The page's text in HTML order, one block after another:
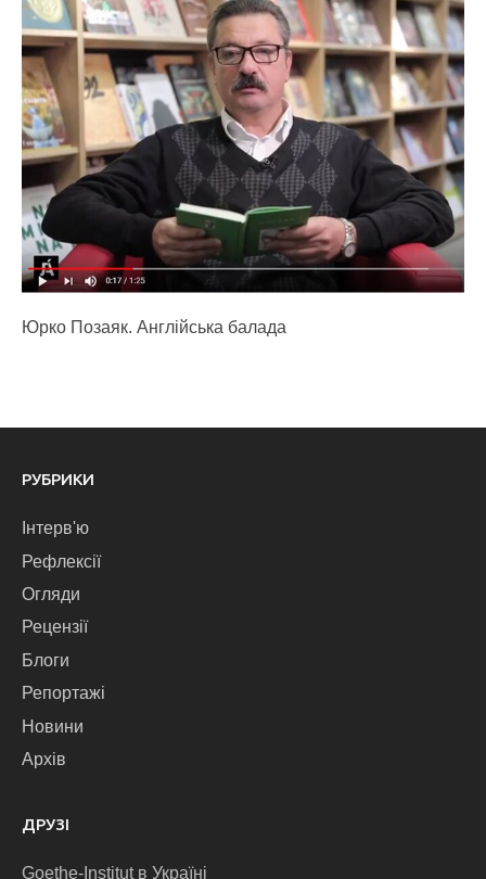
Юрко Позаяк. Англійська балада
РУБРИКИ
Інтерв'ю
Рефлексії
Огляди
Рецензії
Блоги
Репортажі
Новини
Архів
ДРУЗІ
Goethe-Institut в Україні